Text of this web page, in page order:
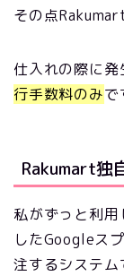
その点Rakumart
仕入れの際に発
行手数料のみで
Rakumart独
私がずっと利
したGoogleス
注するシステム